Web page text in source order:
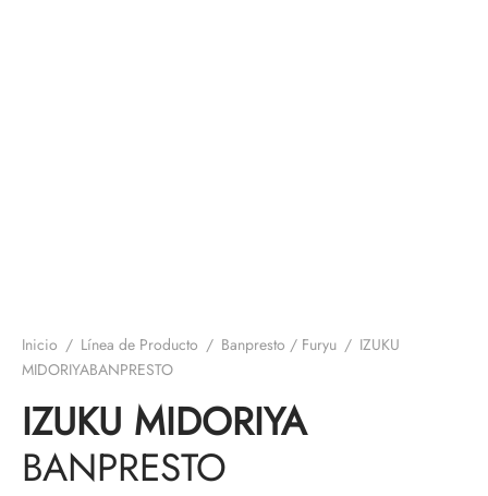
Inicio / Línea de Producto / Banpresto / Furyu / IZUKU
MIDORIYABANPRESTO
IZUKU MIDORIYA
BANPRESTO